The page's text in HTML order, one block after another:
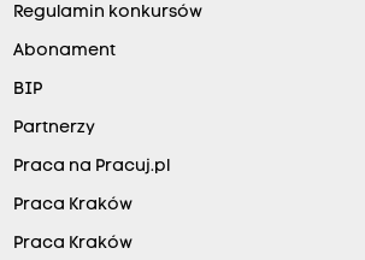
Regulamin konkursów
Abonament
BIP
Partnerzy
Praca na Pracuj.pl
Praca Kraków
Praca Kraków